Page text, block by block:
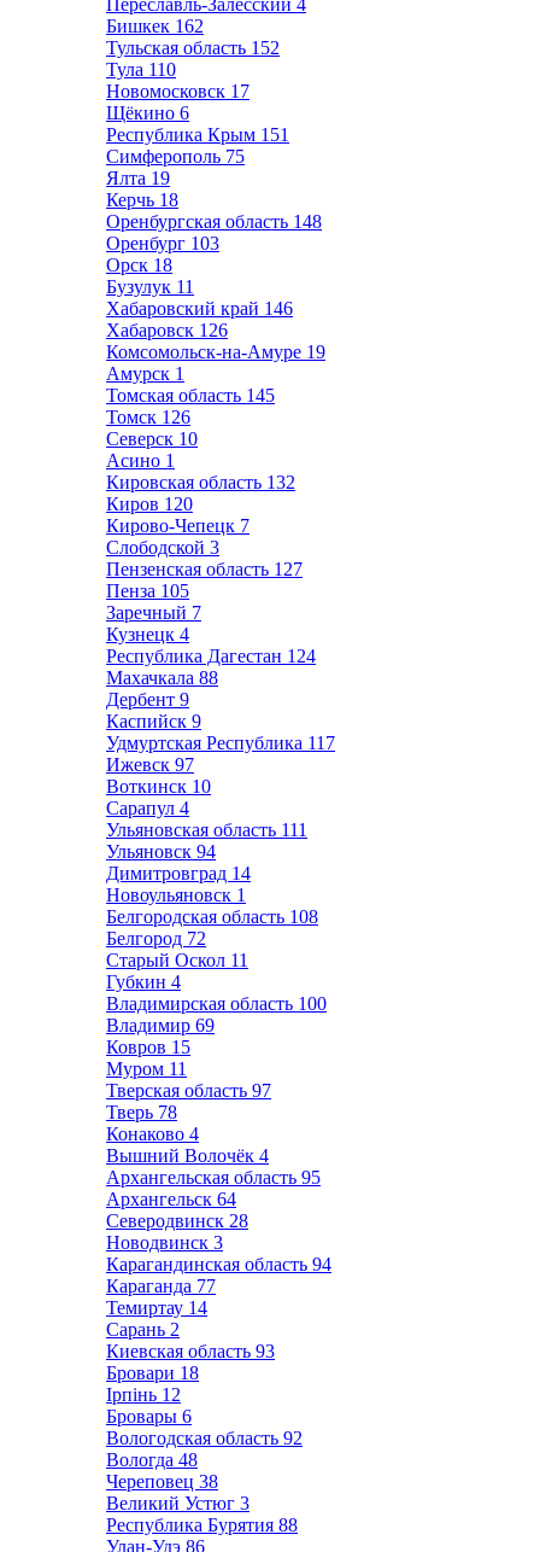
Переславль-Залесский 4
Бишкек 162
Тульская область 152
Тула 110
Новомосковск 17
Щёкино 6
Республика Крым 151
Симферополь 75
Ялта 19
Керчь 18
Оренбургская область 148
Оренбург 103
Орск 18
Бузулук 11
Хабаровский край 146
Хабаровск 126
Комсомольск-на-Амуре 19
Амурск 1
Томская область 145
Томск 126
Северск 10
Асино 1
Кировская область 132
Киров 120
Кирово-Чепецк 7
Слободской 3
Пензенская область 127
Пенза 105
Заречный 7
Кузнецк 4
Республика Дагестан 124
Махачкала 88
Дербент 9
Каспийск 9
Удмуртская Республика 117
Ижевск 97
Воткинск 10
Сарапул 4
Ульяновская область 111
Ульяновск 94
Димитровград 14
Новоульяновск 1
Белгородская область 108
Белгород 72
Старый Оскол 11
Губкин 4
Владимирская область 100
Владимир 69
Ковров 15
Муром 11
Тверская область 97
Тверь 78
Конаково 4
Вышний Волочёк 4
Архангельская область 95
Архангельск 64
Северодвинск 28
Новодвинск 3
Карагандинская область 94
Караганда 77
Темиртау 14
Сарань 2
Киевская область 93
Бровари 18
Ірпінь 12
Бровары 6
Вологодская область 92
Вологда 48
Череповец 38
Великий Устюг 3
Республика Бурятия 88
Улан-Удэ 86